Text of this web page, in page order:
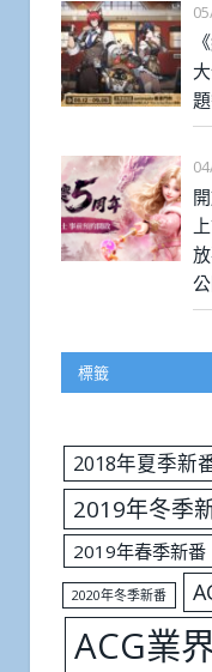
標籤
2018年夏季新
2019年冬季
2019年春季新番
2020年冬季新番
ACG業